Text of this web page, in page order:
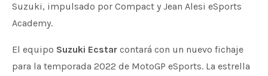
Suzuki, impulsado por Compact y Jean Alesi eSports
Academy.
El equipo Suzuki Ecstar contará con un nuevo fichaje
para la temporada 2022 de MotoGP eSports. La estrella